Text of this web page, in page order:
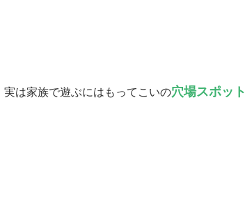
は家族で遊ぶにはもってこいの穴場スポット